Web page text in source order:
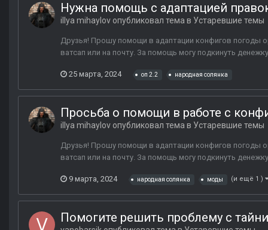
Нужна помощь с адаптацией
illya mihaylov опубликовал тема в Устаревшие темы
Друзья! Прошу помощи в адаптации конфигов погоды
ватсап или на почту. За помощь могу подкинуть
25 марта, 2024 оп 2.2 народная солянка
Просьба о помощи в работе с
illya mihaylov опубликовал тема в Устаревшие темы
Друзья! Прошу помощи в адаптации конфигов погоды
ватсап или на почту. За помощь могу подкинуть
9 марта, 2024 народная солянка моды (и ещё 1 )
Помогите решить проблему с